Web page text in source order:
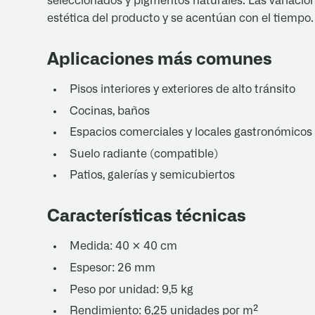
estética del producto y se acentúan con el tiempo.
Aplicaciones más comunes
Pisos interiores y exteriores de alto tránsito
Cocinas, baños
Espacios comerciales y locales gastronómicos
Suelo radiante (compatible)
Patios, galerías y semicubiertos
Características técnicas
Medida: 40 × 40 cm
Espesor: 26 mm
Peso por unidad: 9,5 kg
Rendimiento: 6,25 unidades por m²